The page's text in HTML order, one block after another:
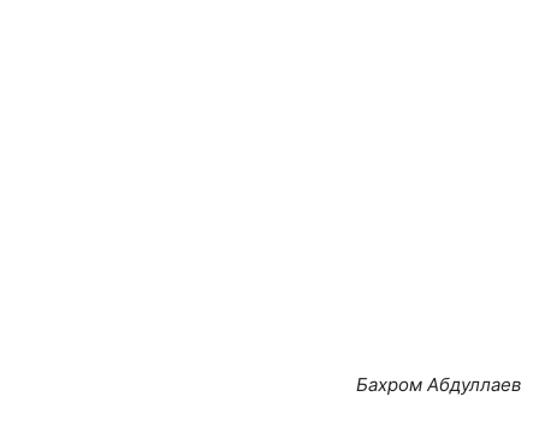
Бахром Абдуллаев